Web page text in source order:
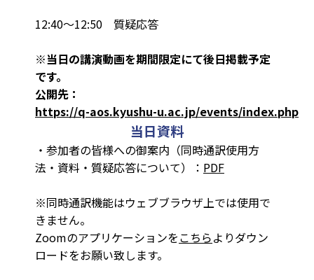
12:40～12:50 質疑応答
※当日の講演動画を期間限定にて後日掲載予定
です。
公開先：
https://q-aos.kyushu-u.ac.jp/events/index.php
当日資料
・参加者の皆様への御案内（同時通訳使用方
法・資料・質疑応答について）： PDF
※同時通訳機能はウェブブラウザ上では使用で
きません。
Zoomのアプリケーションをこちらよりダウン
ロードをお願い致します。